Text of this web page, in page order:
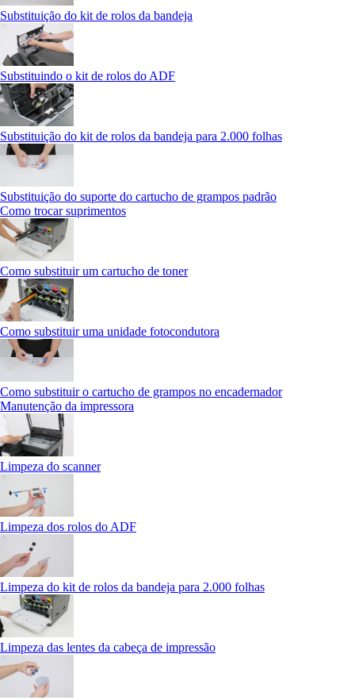
Substituição do kit de rolos da bandeja
Substituindo o kit de rolos do ADF
Substituição do kit de rolos da bandeja para 2.000 folhas
Substituição do suporte do cartucho de grampos padrão
Como trocar suprimentos
Como substituir um cartucho de toner
Como substituir uma unidade fotocondutora
Como substituir o cartucho de grampos no encadernador
Manutenção da impressora
Limpeza do scanner
Limpeza dos rolos do ADF
Limpeza do kit de rolos da bandeja para 2.000 folhas
Limpeza das lentes da cabeça de impressão